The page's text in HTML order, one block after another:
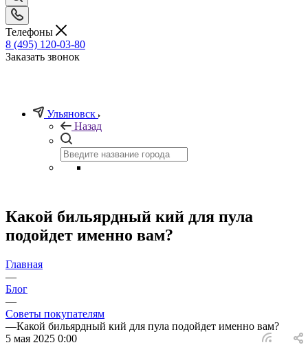
Телефоны
8 (495) 120-03-80
Заказать звонок
Ульяновск
Назад
Какой бильярдный кий для пула
подойдет именно вам?
Главная
—
Блог
—
Советы покупателям
—Какой бильярдный кий для пула подойдет именно вам?
5 мая 2025 0:00